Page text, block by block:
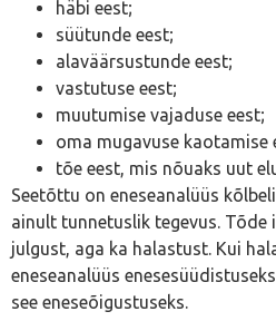
häbi eest;
süütunde eest;
alaväärsustunde eest;
vastutuse eest;
muutumise vajaduse eest;
oma mugavuse kaotamise
tõe eest, mis nõuaks uut
Seetõttu on eneseanalüüs
ainult tunnetuslik tegevus. Tõde
julgust, aga ka halastust. Kui
eneseanalüüs
see eneseõigustuseks.